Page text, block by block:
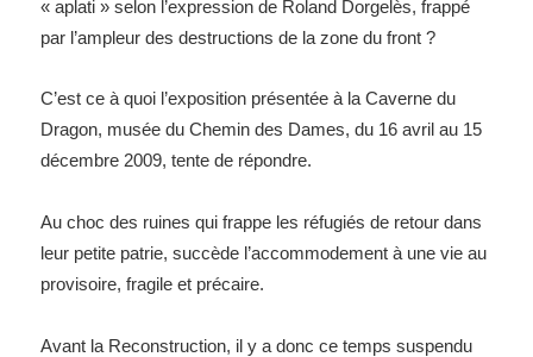
« aplati » selon l’expression de Roland Dorgelès, frappé
par l’ampleur des destructions de la zone du front ?
C’est ce à quoi l’exposition présentée à la Caverne du
Dragon, musée du Chemin des Dames, du 16 avril au 15
décembre 2009, tente de répondre.
Au choc des ruines qui frappe les réfugiés de retour dans
leur petite patrie, succède l’accommodement à une vie au
provisoire, fragile et précaire.
Avant la Reconstruction, il y a donc ce temps suspendu